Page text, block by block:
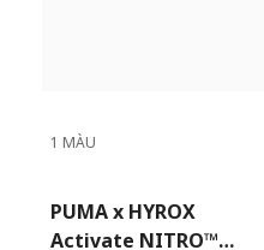
1 MÀU
PUMA x HYROX
Activate NITRO™